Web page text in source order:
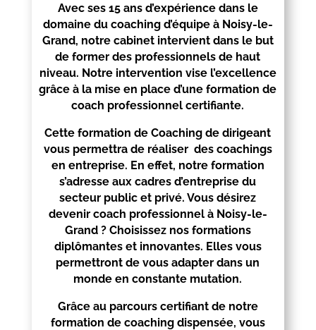
Avec ses 15 ans d’expérience dans le
domaine du coaching d’équipe à Noisy-le-
Grand, notre cabinet intervient dans le but
de former des professionnels de haut
niveau. Notre intervention vise l’excellence
grâce à la mise en place d’une formation de
coach professionnel certifiante.
Cette formation de Coaching de dirigeant
vous permettra de réaliser des coachings
en entreprise. En effet, notre formation
s’adresse aux cadres d’entreprise du
secteur public et privé. Vous désirez
devenir coach professionnel à Noisy-le-
Grand? Choisissez nos formations
diplômantes et innovantes. Elles vous
permettront de vous adapter dans un
monde en constante mutation.
Grâce au parcours certifiant de notre
formation de coaching dispensée, vous